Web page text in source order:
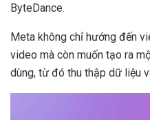
ByteDance.
Meta không chỉ hướng đến
video mà còn muốn tạo ra
dùng, từ đó thu thập dữ liệu